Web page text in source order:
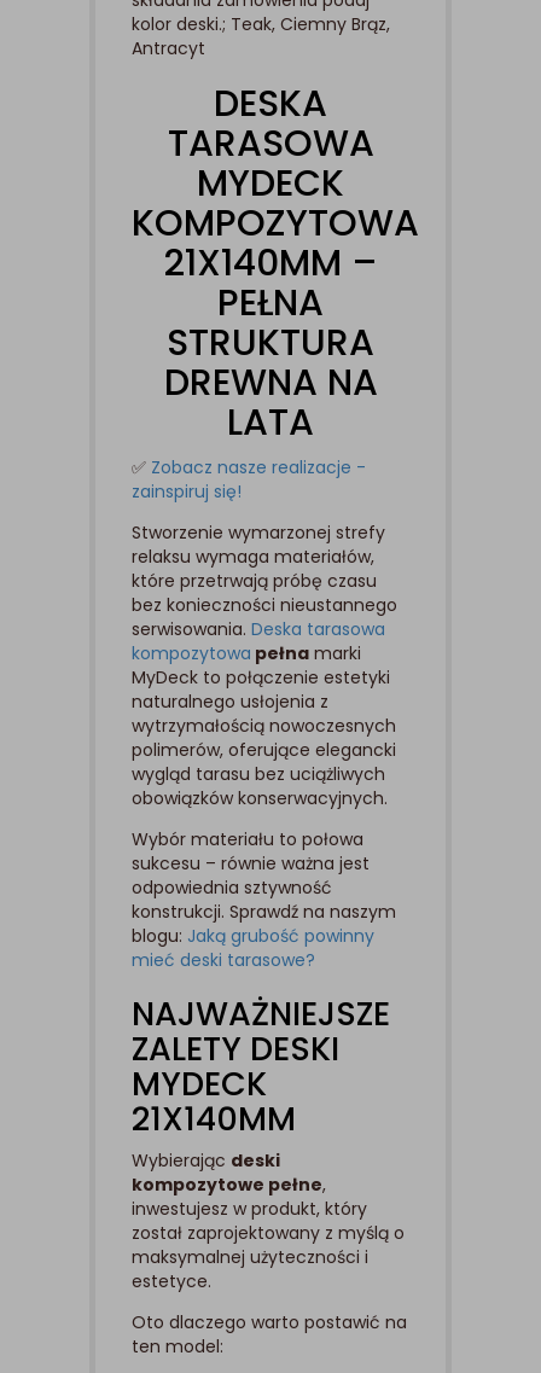
kolor deski.; Teak, Ciemny Brąz,
Antracyt
DESKA
TARASOWA
MYDECK
KOMPOZYTOWA
21X140MM –
PEŁNA
STRUKTURA
DREWNA NA
LATA
✅ Zobacz nasze realizacje -
zainspiruj się!
Stworzenie wymarzonej strefy
relaksu wymaga materiałów,
które przetrwają próbę czasu
bez konieczności nieustannego
serwisowania. Deska tarasowa
kompozytowa pełna marki
MyDeck to połączenie estetyki
naturalnego usłojenia z
wytrzymałością nowoczesnych
polimerów, oferujące elegancki
wygląd tarasu bez uciążliwych
obowiązków konserwacyjnych.
Wybór materiału to połowa
sukcesu – równie ważna jest
odpowiednia sztywność
konstrukcji. Sprawdź na naszym
blogu: Jaką grubość powinny
mieć deski tarasowe?
NAJWAŻNIEJSZE
ZALETY DESKI
MYDECK
21X140MM
Wybierając deski
kompozytowe pełne,
inwestujesz w produkt, który
został zaprojektowany z myślą o
maksymalnej użyteczności i
estetyce.
Oto dlaczego warto postawić na
ten model: